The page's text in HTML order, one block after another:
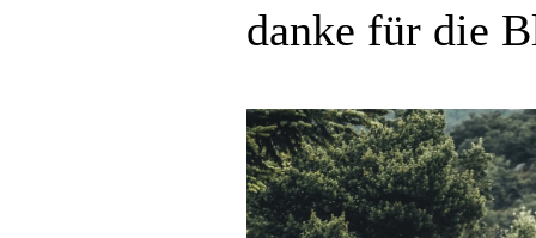
danke für die